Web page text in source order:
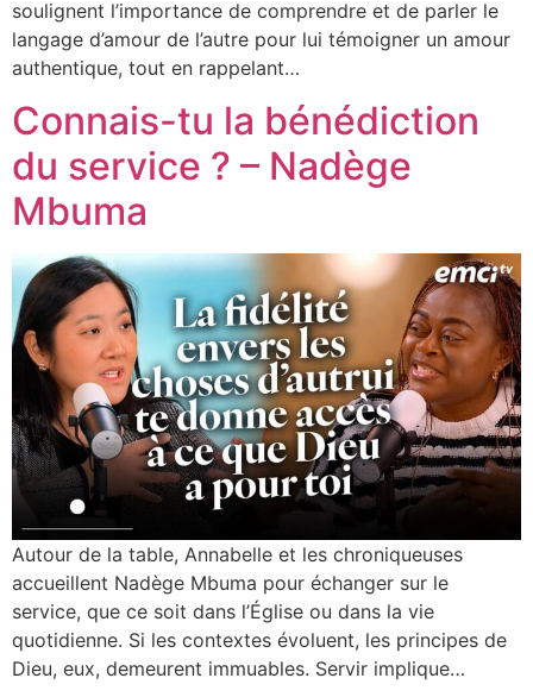
soulignent l’importance de comprendre et de parler le
langage d’amour de l’autre pour lui témoigner un amour
authentique, tout en rappelant…
Connais-tu la bénédiction
du service ? – Nadège
Mbuma
Autour de la table, Annabelle et les chroniqueuses
accueillent Nadège Mbuma pour échanger sur le
service, que ce soit dans l’Église ou dans la vie
quotidienne. Si les contextes évoluent, les principes de
Dieu, eux, demeurent immuables. Servir implique…